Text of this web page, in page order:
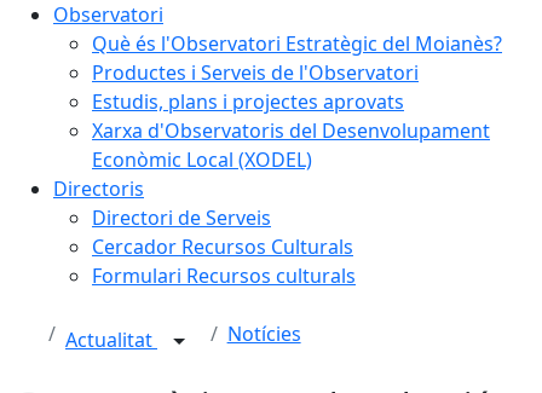
Observatori
Què és l'Observatori Estratègic del Moianès?
Productes i Serveis de l'Observatori
Estudis, plans i projectes aprovats
Xarxa d'Observatoris del Desenvolupament
Econòmic Local (XODEL)
Directoris
Directori de Serveis
Cercador Recursos Culturals
Formulari Recursos culturals
Actualitat Notícies